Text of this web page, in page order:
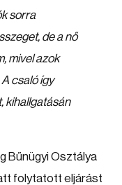
sorra
de a nő
mivel azok
csaló így
kihallgatásán
Bűnügyi Osztálya
folytatott eljárást